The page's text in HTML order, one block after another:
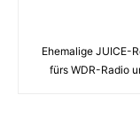
Ehemalige JUICE-
fürs WDR-Radio